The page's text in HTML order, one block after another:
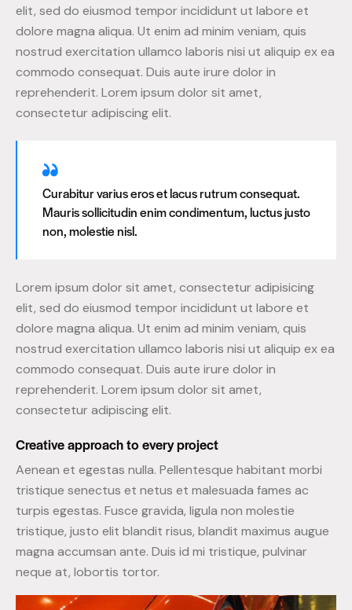
elit, sed do eiusmod tempor incididunt ut labore et
dolore magna aliqua. Ut enim ad minim veniam, quis
nostrud exercitation ullamco laboris nisi ut aliquip ex ea
commodo consequat. Duis aute irure dolor in
reprehenderit. Lorem ipsum dolor sit amet,
consectetur adipiscing elit.
Curabitur varius eros et lacus rutrum consequat.
Mauris sollicitudin enim condimentum, luctus justo
non, molestie nisl.
Lorem ipsum dolor sit amet, consectetur adipisicing
elit, sed do eiusmod tempor incididunt ut labore et
dolore magna aliqua. Ut enim ad minim veniam, quis
nostrud exercitation ullamco laboris nisi ut aliquip ex ea
commodo consequat. Duis aute irure dolor in
reprehenderit. Lorem ipsum dolor sit amet,
consectetur adipiscing elit.
Creative approach to every project
Aenean et egestas nulla. Pellentesque habitant morbi
tristique senectus et netus et malesuada fames ac
turpis egestas. Fusce gravida, ligula non molestie
tristique, justo elit blandit risus, blandit maximus augue
magna accumsan ante. Duis id mi tristique, pulvinar
neque at, lobortis tortor.